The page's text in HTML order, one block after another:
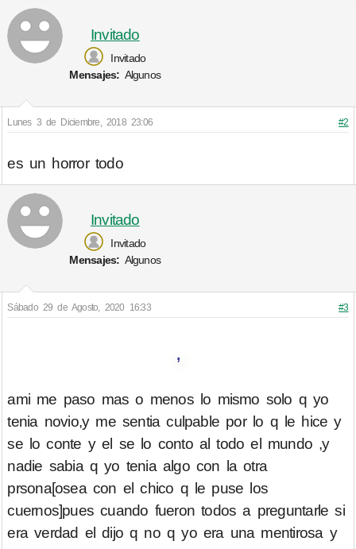
Invitado
Invitado
Mensajes: Algunos
Lunes 3 de Diciembre, 2018 23:06 #2
es un horror todo
Invitado
Invitado
Mensajes: Algunos
Sábado 29 de Agosto, 2020 16:33 #3
,
ami me paso mas o menos lo mismo solo q yo
tenia novio,y me sentia culpable por lo q le hice y
se lo conte y el se lo conto al todo el mundo ,y
nadie sabia q yo tenia algo con la otra
prsona[osea con el chico q le puse los
cuernos]pues cuando fueron todos a preguntarle si
era verdad el dijo q no q yo era una mentirosa y